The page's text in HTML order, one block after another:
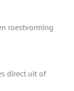
roestvorming
direct uit of